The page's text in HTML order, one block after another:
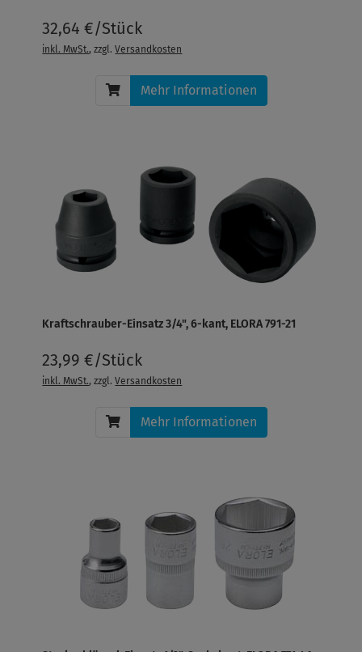
32,64 €/Stück
inkl. MwSt., zzgl.Versandkosten
Mehr Informationen
Kraftschrauber-Einsatz 3/4", 6-kant, ELORA 791-21
23,99 €/Stück
inkl. MwSt., zzgl.Versandkosten
Mehr Informationen